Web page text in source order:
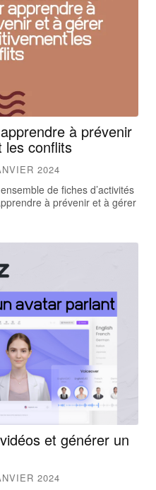
à prévenir
les conflits
2024
de fiches d’activités
à prévenir et à gérer
et générer un
2024